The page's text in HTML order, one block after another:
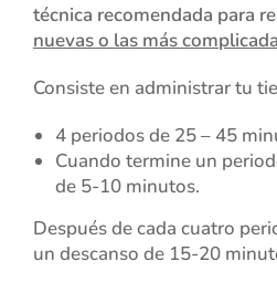
técnica recomendada para
nuevas o las más
Consiste en administrar tu
4 periodos de 25 – 45
Cuando termine un
de 5-10 minutos.
Después de cada cuatro
un descanso de 15-20